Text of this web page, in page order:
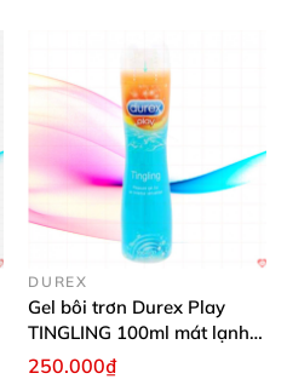
DUREX
Gel bôi trơn Durex Play
TINGLING 100ml mát lạnh
kích thích mua
250.000₫